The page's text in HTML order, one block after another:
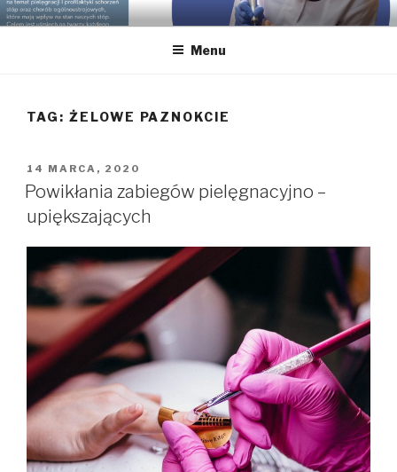
Przeskocz
do
GABINET PODOLOGICZNY
KLAUDIA KOTYŃSKA
Podolog dla Twoich stóp, Bielsko-Biała, gabinet podologiczny,
Menu
TAG: ŻELOWE PAZNOKCIE
OPUBLIKOWANE
W
14 MARCA, 2020
Powikłania zabiegów pielęgnacyjno –
upiększających